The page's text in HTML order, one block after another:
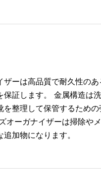
ザーは高品質で耐久性の
保証します。 金属構造は
を整理して保管するため
オーガナイザーは掃除や
加物になります。